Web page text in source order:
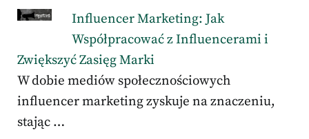
Influencer Marketing: Jak
Współpracować z Influencerami i
Zwiększyć Zasięg Marki
W dobie mediów społecznościowych
influencer marketing zyskuje na znaczeniu,
stając …